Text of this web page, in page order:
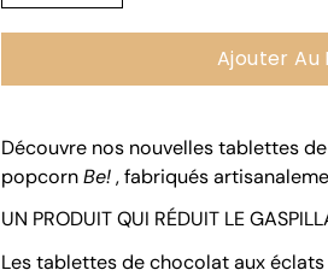
variante
de
quantité
Ajouter Au
Découvre nos nouvellestablettes
popcornBe!, fabriqués
UN PRODUIT QUI RÉDUIT LE
Les tablettes de chocolat aux